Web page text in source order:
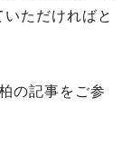
ただければと
の記事をご参